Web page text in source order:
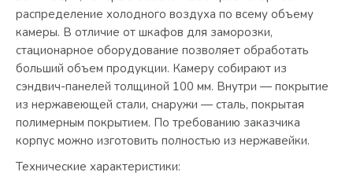
распределение холодного воздуха по всему объему
камеры. В отличие от шкафов для заморозки,
стационарное оборудование позволяет обработать
больший объем продукции. Камеру собирают из
сэндвич-панелей толщиной 100 мм. Внутри — покрытие
из нержавеющей стали, снаружи — сталь, покрытая
полимерным покрытием. По требованию заказчика
корпус можно изготовить полностью из нержавейки.
Технические характеристики: